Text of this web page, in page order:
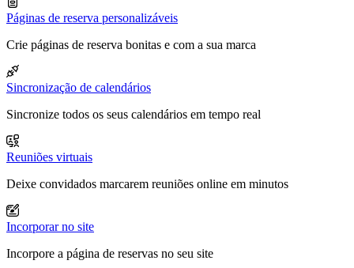
Páginas de reserva personalizáveis
Crie páginas de reserva bonitas e com a sua marca
Sincronização de calendários
Sincronize todos os seus calendários em tempo real
Reuniões virtuais
Deixe convidados marcarem reuniões online em minutos
Incorporar no site
Incorpore a página de reservas no seu site